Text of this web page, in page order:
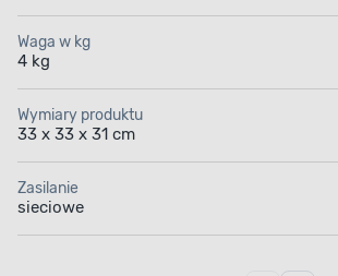
Waga w kg
4 kg
Wymiary produktu
33 x 33 x 31 cm
Zasilanie
sieciowe